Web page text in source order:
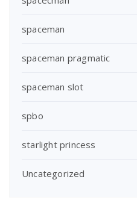
spaceman
spaceman pragmatic
spaceman slot
spbo
starlight princess
Uncategorized